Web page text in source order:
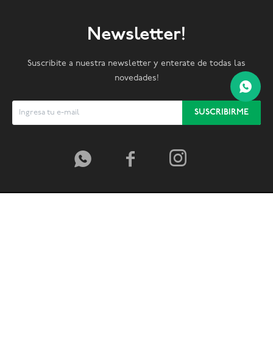
Newsletter!
Suscribite a nuestra newsletter y enterate de todas las
novedades!
SUSCRIBIRME
  